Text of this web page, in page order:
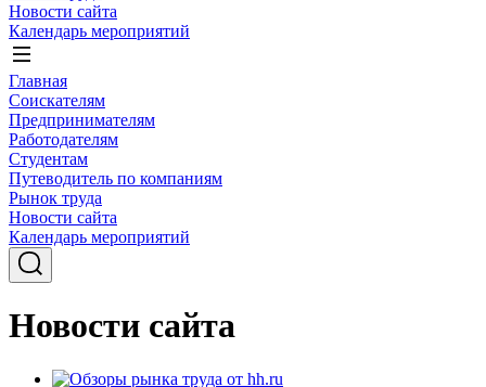
Новости сайта
Календарь мероприятий
Главная
Соискателям
Предпринимателям
Работодателям
Студентам
Путеводитель по компаниям
Рынок труда
Новости сайта
Календарь мероприятий
Новости сайта